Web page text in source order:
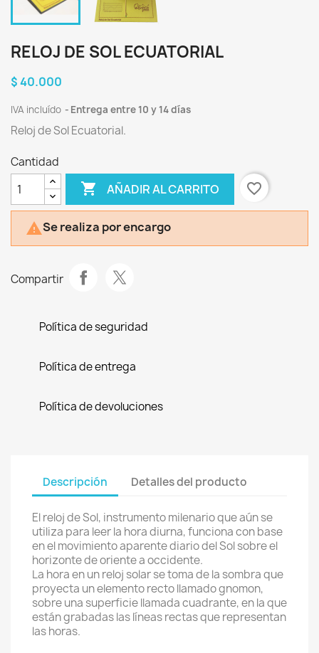
RELOJ DE SOL ECUATORIAL
$ 40.000
IVA incluído Entrega entre 10 y 14 días
Reloj de Sol Ecuatorial.
Cantidad
 AÑADIR AL CARRITO favorite_border
Se realiza por encargo
Compartir
Política de seguridad
Política de entrega
Política de devoluciones
Descripción Detalles del producto
El reloj de Sol, instrumento milenario que aún se
utiliza para leer la hora diurna, funciona con base
en el movimiento aparente diario del Sol sobre el
horizonte de oriente a occidente.
La hora en un reloj solar se toma de la sombra que
proyecta un elemento recto llamado gnomon,
sobre una superficie llamada cuadrante, en la que
están grabadas las líneas rectas que representan
las horas.